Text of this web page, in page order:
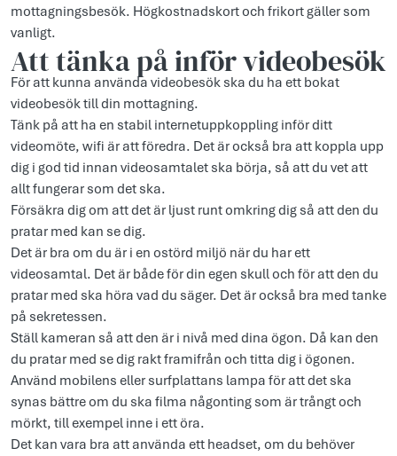
mottagningsbesök. Högkostnadskort och frikort gäller som
vanligt.
Att tänka på inför videobesök
För att kunna använda videobesök ska du ha ett bokat
videobesök till din mottagning.
Tänk på att ha en stabil internetuppkoppling inför ditt
videomöte, wifi är att föredra. Det är också bra att koppla upp
dig i god tid innan videosamtalet ska börja, så att du vet att
allt fungerar som det ska.
Försäkra dig om att det är ljust runt omkring dig så att den du
pratar med kan se dig.
Det är bra om du är i en ostörd miljö när du har ett
videosamtal. Det är både för din egen skull och för att den du
pratar med ska höra vad du säger. Det är också bra med tanke
på sekretessen.
Ställ kameran så att den är i nivå med dina ögon. Då kan den
du pratar med se dig rakt framifrån och titta dig i ögonen.
Använd mobilens eller surfplattans lampa för att det ska
synas bättre om du ska filma någonting som är trångt och
mörkt, till exempel inne i ett öra.
Det kan vara bra att använda ett headset, om du behöver